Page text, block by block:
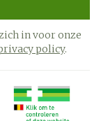
in voor onze
policy.